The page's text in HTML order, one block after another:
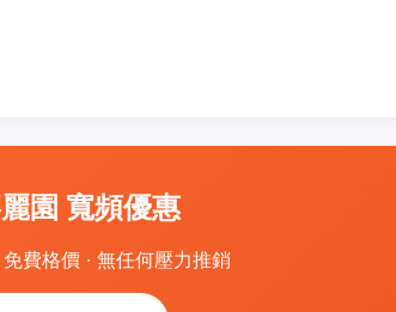
園 寬頻優惠
費格價 · 無任何壓力推銷